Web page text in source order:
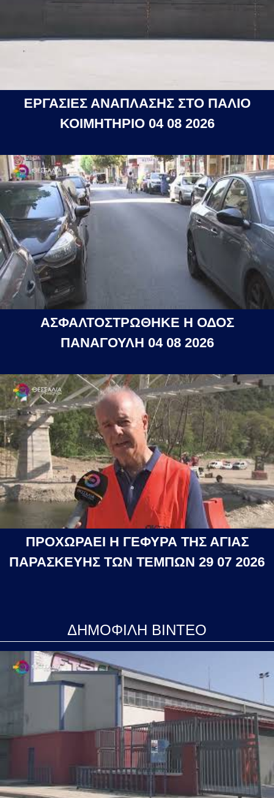
ΕΡΓΑΣΙΕΣ ΑΝΑΠΛΑΣΗΣ ΣΤΟ ΠΑΛΙΟ
ΚΟΙΜΗΤΗΡΙΟ 04 08 2026
ΑΣΦΑΛΤΟΣΤΡΩΘΗΚΕ Η ΟΔΟΣ
ΠΑΝΑΓΟΥΛΗ 04 08 2026
ΠΡΟΧΩΡΑΕΙ Η ΓΕΦΥΡΑ ΤΗΣ ΑΓΙΑΣ
ΠΑΡΑΣΚΕΥΗΣ ΤΩΝ ΤΕΜΠΩΝ 29 07 2026
ΔΗΜΟΦΙΛΗ ΒΙΝΤΕΟ